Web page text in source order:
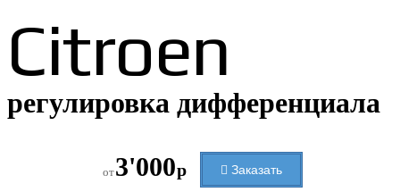
Citroen
регулировка дифференциала
от3'000р Заказать